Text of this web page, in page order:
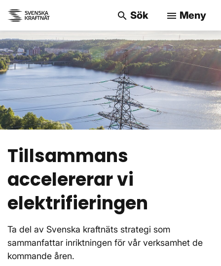
search Sök menu Meny
Tillsammans
accelererar vi
elektrifieringen
Ta del av Svenska kraftnäts strategi som
sammanfattar inriktningen för vår verksamhet de
kommande åren.